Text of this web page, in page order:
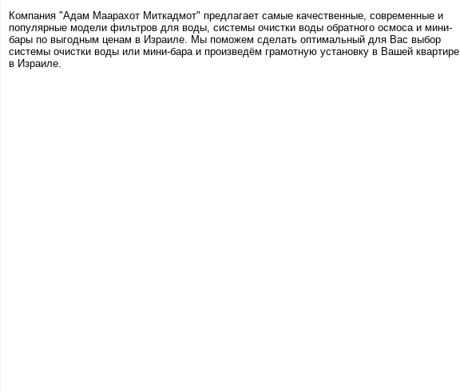
Компания "Адам Маарахот Миткадмот" предлагает самые качественные, современные и
популярные модели фильтров для воды, системы очистки воды обратного осмоса и мини-
бары по выгодным ценам в Израиле. Мы поможем сделать оптимальный для Вас выбор
системы очистки воды или мини-бара и произведём грамотную установку в Вашей квартире
в Израиле.